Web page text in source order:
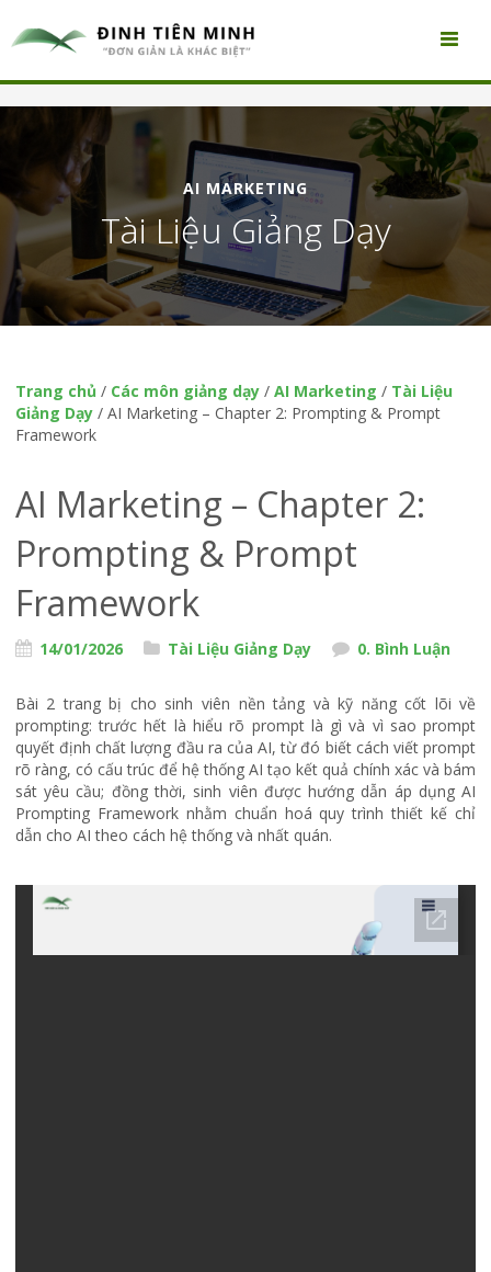
AI MARKETING
Tài Liệu Giảng Dạy
Trang chủ / Các môn giảng dạy/ AI Marketing / Tài Liệu
Giảng Dạy/ AI Marketing – Chapter 2: Prompting & Prompt
Framework
AI Marketing – Chapter 2:
Prompting & Prompt
Framework
14/01/2026 Tài Liệu Giảng Dạy 0. Bình Luận
Bài 2 trang bị cho sinh viên nền tảng và kỹ năng cốt lõi về
prompting: trước hết là hiểu rõ prompt là gì và vì sao prompt
quyết định chất lượng đầu ra của AI, từ đó biết cách viết prompt
rõ ràng, có cấu trúc để hệ thống AI tạo kết quả chính xác và bám
sát yêu cầu; đồng thời, sinh viên được hướng dẫn áp dụng AI
Prompting Framework nhằm chuẩn hoá quy trình thiết kế chỉ
dẫn cho AI theo cách hệ thống và nhất quán.